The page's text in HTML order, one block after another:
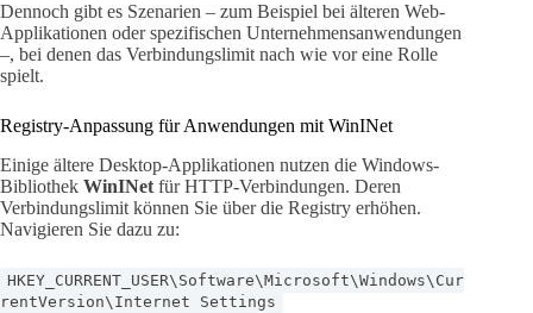
Dennoch gibt es Szenarien – zum Beispiel bei älteren Web-
Applikationen oder spezifischen Unternehmensanwendungen
–, bei denen das Verbindungslimit nach wie vor eine Rolle
spielt.
Registry-Anpassung für Anwendungen mit WinINet
Einige ältere Desktop-Applikationen nutzen die Windows-
Bibliothek WinINet für HTTP-Verbindungen. Deren
Verbindungslimit können Sie über die Registry erhöhen.
Navigieren Sie dazu zu:
HKEY_CURRENT_USER\Software\Microsoft\Windows\Cur
rentVersion\Internet Settings